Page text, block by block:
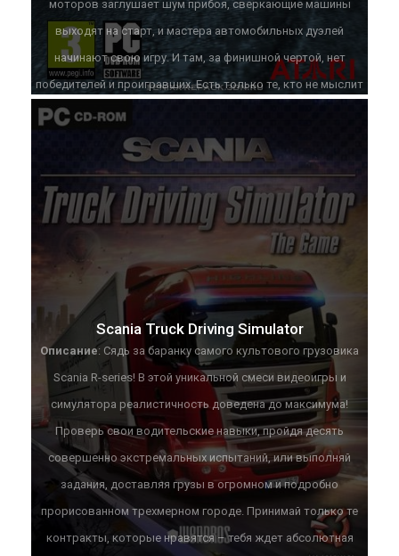
моторов заглушает шум прибоя, сверкающие машины
выходят на старт, и мастера автомобильных дуэлей
начинают свою игру. И там, за финишной чертой, нет
победителей и проигравших. Есть только те, кто не мыслит
своей жизни без соревнований...
Scania Truck Driving Simulator
Описание: Сядь за баранку самого культового грузовика
Scania R-series! В этой уникальной смеси видеоигры и
симулятора реалистичность доведена до максимума!
Проверь свои водительские навыки, пройдя десять
совершенно экстремальных испытаний, или выполняй
задания, доставляя грузы в огромном и подробно
прорисованном трехмерном городе. Принимай только те
контракты, которые нравятся – тебя ждет абсолютная